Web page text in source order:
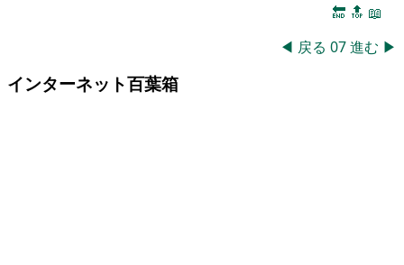
🔚 🔝 📖
◀ 戻る 07進む ▶
インターネット百葉箱